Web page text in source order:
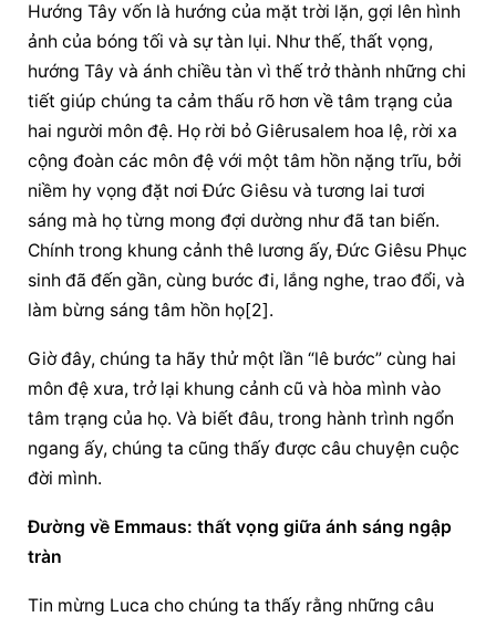
Hướng Tây vốn là hướng của mặt trời lặn, gợi lên hình
ảnh của bóng tối và sự tàn lụi. Như thế, thất vọng,
hướng Tây và ánh chiều tàn vì thế trở thành những chi
tiết giúp chúng ta cảm thấu rõ hơn về tâm trạng của
hai người môn đệ. Họ rời bỏ Giêrusalem hoa lệ, rời xa
cộng đoàn các môn đệ với một tâm hồn nặng trĩu, bởi
niềm hy vọng đặt nơi Đức Giêsu và tương lai tươi
sáng mà họ từng mong đợi dường như đã tan biến.
Chính trong khung cảnh thê lương ấy, Đức Giêsu Phục
sinh đã đến gần, cùng bước đi, lắng nghe, trao đổi, và
làm bừng sáng tâm hồn họ[2].
Giờ đây, chúng ta hãy thử một lần “lê bước” cùng hai
môn đệ xưa, trở lại khung cảnh cũ và hòa mình vào
tâm trạng của họ. Và biết đâu, trong hành trình ngổn
ngang ấy, chúng ta cũng thấy được câu chuyện cuộc
đời mình.
Đường về Emmaus: thất vọng giữa ánh sáng ngập
tràn
Tin mừng Luca cho chúng ta thấy rằng những câu